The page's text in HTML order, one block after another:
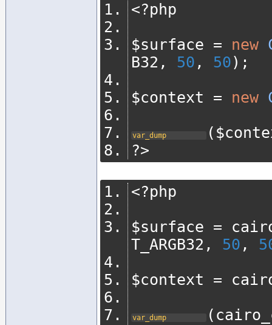
<?php
$surface = new
B32 , 50 , 50);
$context = new
var_dump (
?>
<?php
$surface =
T_ARGB32 , 50 ,
$context =
var_dump (